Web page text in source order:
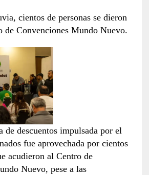
cientos de personas se dieron
de Convenciones Mundo Nuevo.
de descuentos impulsada por el
fue aprovechada por cientos
acudieron al Centro de
Nuevo, pese a las